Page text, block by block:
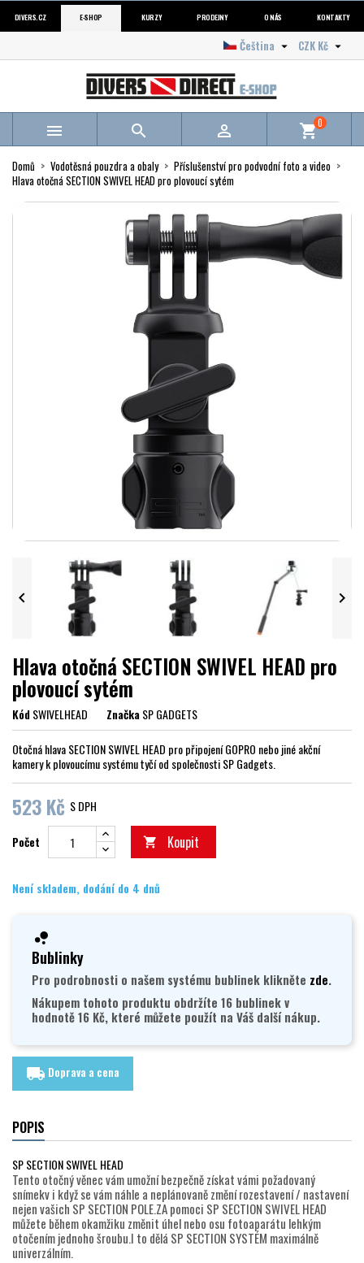
DIVERS.CZ E-SHOP KURZY PRODEJNY O NÁS KONTAKTY
CZK Kč 
Čeština 
   shopping_cart0
Domů Vodotěsná pouzdra a obaly
Příslušenství pro podvodní foto a video
Hlava otočná SECTION SWIVEL HEAD pro plovoucí sytém
 
Hlava otočná SECTION SWIVEL HEAD pro
plovoucí sytém
KódSWIVELHEAD ZnačkaSP GADGETS
Otočná hlava SECTION SWIVEL HEAD pro připojení GOPRO nebo jiné akční
kamery k plovoucímu systému tyčí od společnosti SP Gadgets.
523 Kč S DPH
Počet  Koupit
Není skladem, dodání do 4 dnů
Bublinky
Pro podrobnosti o našem systému bublinek klikněte zde.
Nákupem tohoto produktu obdržíte 16 bublinek v
hodnotě 16 Kč, které můžete použít na Váš další nákup.
local_shipping Doprava a cena
POPIS
SP SECTION SWIVEL HEAD
Tento otočný věnec vám umožní bezpečně získat vámi požadovaný
snímekv i když se vám náhle a neplánovaně změní rozestavení / nastavení
nejen vašich SP SECTION POLE.ZA pomoci SP SECTION SWIVEL HEAD
můžete během okamžiku změnit úhel nebo osu fotoaparátu lehkým
otočením jednoho šroubu.I to dělá SP SECTION SYSTÉM maximálně
univerzálním.